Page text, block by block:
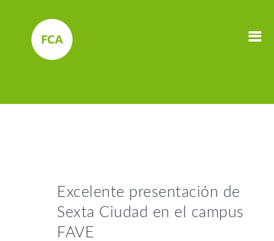
Excelente presentación de
Sexta Ciudad en el campus
FAVE